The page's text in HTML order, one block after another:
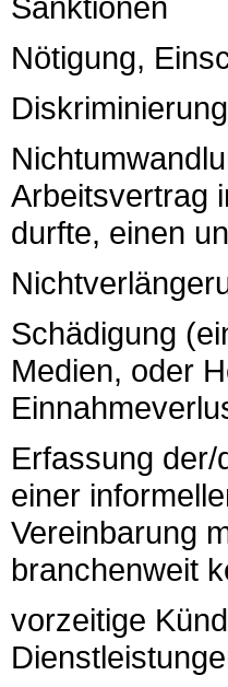
Nötigung,
Arbeitsvertrag
durfte, einen
Schädigung
Medien, oder
Erfassung der/
einer
Vereinbarung
branchenweit
vorzeitige